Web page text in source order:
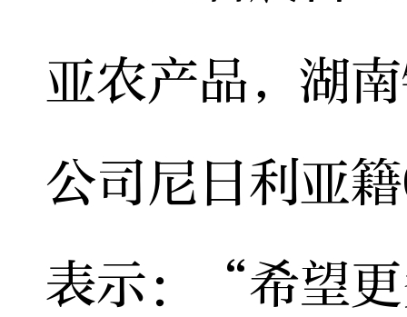
亚农产品，湖
公司尼日利亚
表示：“希望